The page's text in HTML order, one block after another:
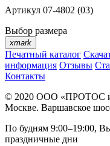
Артикул 07-4802 (03)
Выбор размера
xmark
Печатный каталог
информация Отзывы
Контакты
© 2020 ООО «ПРОТОС
Москве. Варшавское
По будням 9:00–19:00,
праздничные дни